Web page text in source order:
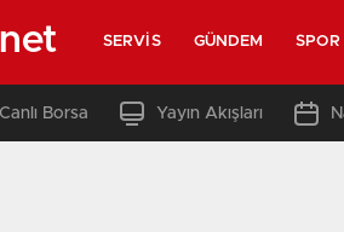
SERVIS GÜNDEM SPOR
Canlı Borsa Yayın Akışları